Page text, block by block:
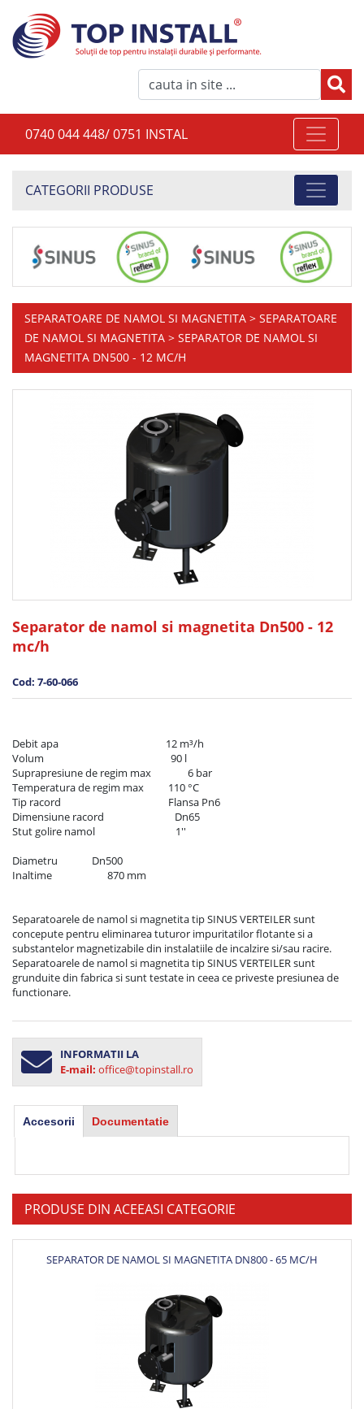
0740 044 448/ 0751 INSTAL
CATEGORII PRODUSE
SEPARATOARE DE NAMOL SI MAGNETITA > SEPARATOARE
DE NAMOL SI MAGNETITA > SEPARATOR DE NAMOL SI
MAGNETITA DN500 - 12 MC/H
Separator de namol si magnetita Dn500 - 12
mc/h
Cod: 7-60-066
Debit apa	                                       12 m³/h
Volum                                                    90 l
Suprapresiune de regim max	        6 bar
Temperatura de regim max	        110 °C
Tip racord	                                        Flansa Pn6
Dimensiune racord                             Dn65
Stut golire namol                                 1''
Diametru              Dn500
Inaltime	               870 mm
Separatoarele de namol si magnetita tip SINUS VERTEILER sunt
concepute pentru eliminarea tuturor impuritatilor flotante si a
substantelor magnetizabile din instalatiile de incalzire si/sau racire.
Separatoarele de namol si magnetita tip SINUS VERTEILER sunt
grunduite din fabrica si sunt testate in ceea ce priveste presiunea de
functionare.
INFORMATII LA
E-mail: office@topinstall.ro
Accesorii Documentatie
PRODUSE DIN ACEEASI CATEGORIE
SEPARATOR DE NAMOL SI MAGNETITA DN800 - 65 MC/H